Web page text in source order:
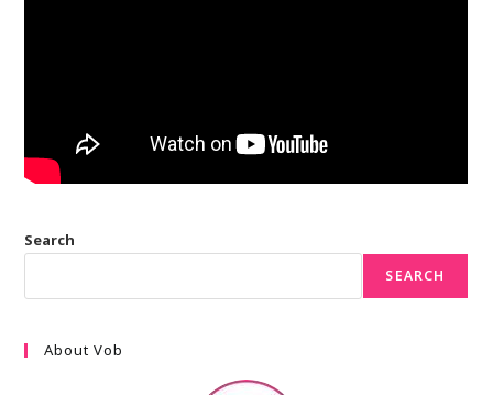
Search
SEARCH
About Vob